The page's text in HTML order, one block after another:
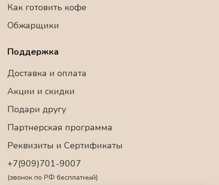
Как готовить кофе
Обжарщики
Поддержка
Доставка и оплата
Акции и скидки
Подари другу
Партнерская программа
Реквизиты и Сертификаты
+7(909)701-9007
(звонок по РФ бесплатный)